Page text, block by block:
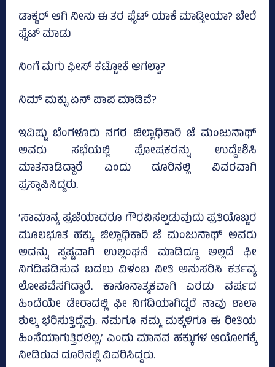
ಡಾಕ್ಟರ್‌ ಆಗಿ ನೀನು ಈ ತರ ಫೈಟ್‌ ಯಾಕೆ ಮಾಡ್ತೀಯಾ? ಬೇರೆ
ಫೈಟ್‌ ಮಾಡು
ನಿಂಗೆ ಮಗು ಫೀಸ್‌ ಕಟ್ಟೋಕೆ ಆಗಲ್ವಾ?
ನಿಮ್‌ ಮಕ್ಳು ಏನ್‌ ಪಾಪ ಮಾಡಿವೆ?
ಇವಿಷ್ಟು ಬೆಂಗಳೂರು ನಗರ ಜಿಲ್ಲಾಧಿಕಾರಿ ಜೆ ಮಂಜುನಾಥ್‌
ಅವರು ಸಭೆಯಲ್ಲಿ ಪೋಷಕರನ್ನು ಉದ್ದೇಶಿಸಿ
ಮಾತನಾಡಿದ್ದಾರೆ ಎಂದು ದೂರಿನಲ್ಲಿ ವಿವರವಾಗಿ
ಪ್ರಸ್ತಾಪಿಸಿದ್ದರು.
‘ಸಾಮಾನ್ಯ ಪ್ರಜೆಯಾದರೂ ಗೌರವಿಸಲ್ಪಡುವುದು ಪ್ರತಿಯೊಬ್ಬರ
ಮೂಲಭೂತ ಹಕ್ಕು. ಜಿಲ್ಲಾಧಿಕಾರಿ ಜೆ ಮಂಜುನಾಥ್‌ ಅವರು
ಅದನ್ನು ಸ್ಪಷ್ಟವಾಗಿ ಉಲ್ಲಂಘನೆ ಮಾಡಿದ್ದೂ ಅಲ್ಲದೆ ಫೀ
ನಿಗದಿಪಡಿಸುವ ಬದಲು ವಿಳಂಬ ನೀತಿ ಅನುಸರಿಸಿ ಕರ್ತವ್ಯ
ಲೋಪವೆಸಗಿದ್ದಾರೆ. ಕಾನೂನಾತ್ಮಕವಾಗಿ ಎರಡು ವರ್ಷದ
ಹಿಂದೆಯೇ ಡೇರಾದಲ್ಲಿ ಫೀ ನಿಗದಿಯಾಗಿದ್ದರೆ ನಾವು ಶಾಲಾ
ಶುಲ್ಕ ಭರಿಸುತ್ತಿದ್ದೆವು. ನಮಗೂ ನಮ್ಮ ಮಕ್ಕಳಿಗೂ ಈ ರೀತಿಯ
ಹಿಂಸೆಯಾಗುತ್ತಿರಲಿಲ್ಲ,’ ಎಂದು ಮಾನವ ಹಕ್ಕುಗಳ ಆಯೋಗಕ್ಕೆ
ನೀಡಿರುವ ದೂರಿನಲ್ಲಿ ವಿವರಿಸಿದ್ದರು.